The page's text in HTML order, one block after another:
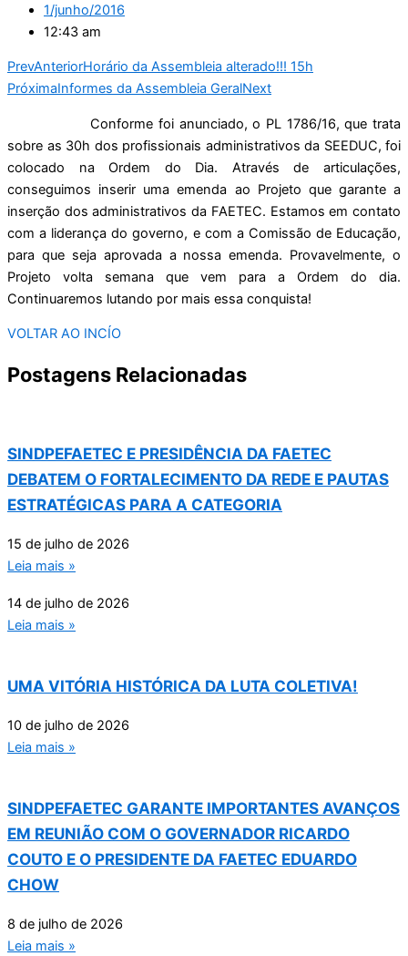
1/junho/2016
12:43 am
PrevAnteriorHorário da Assembleia alterado!!! 15h
PróximaInformes da Assembleia GeralNext
Conforme foi anunciado, o PL 1786/16, que trata
sobre as 30h dos profissionais administrativos da SEEDUC, foi
colocado na Ordem do Dia. Através de articulações,
conseguimos inserir uma emenda ao Projeto que garante a
inserção dos administrativos da FAETEC. Estamos em contato
com a liderança do governo, e com a Comissão de Educação,
para que seja aprovada a nossa emenda. Provavelmente, o
Projeto volta semana que vem para a Ordem do dia.
Continuaremos lutando por mais essa conquista!
VOLTAR AO INCÍO
Postagens Relacionadas
SINDPEFAETEC E PRESIDÊNCIA DA FAETEC
DEBATEM O FORTALECIMENTO DA REDE E PAUTAS
ESTRATÉGICAS PARA A CATEGORIA
15 de julho de 2026
Leia mais »
14 de julho de 2026
Leia mais »
UMA VITÓRIA HISTÓRICA DA LUTA COLETIVA!
10 de julho de 2026
Leia mais »
SINDPEFAETEC GARANTE IMPORTANTES AVANÇOS
EM REUNIÃO COM O GOVERNADOR RICARDO
COUTO E O PRESIDENTE DA FAETEC EDUARDO
CHOW
8 de julho de 2026
Leia mais »